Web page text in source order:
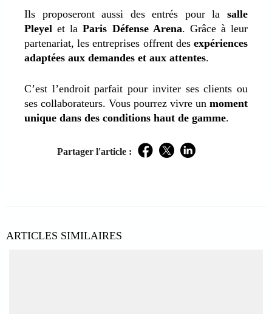
Ils proposeront aussi des entrés pour la salle
Pleyel et la Paris Défense Arena. Grâce à leur
partenariat, les entreprises offrent des expériences
adaptées aux demandes et aux attentes.
C’est l’endroit parfait pour inviter ses clients ou
ses collaborateurs. Vous pourrez vivre un moment
unique dans des conditions haut de gamme.
Partager l'article : Facebook
TwitterLinkedIn
ARTICLES SIMILAIRES